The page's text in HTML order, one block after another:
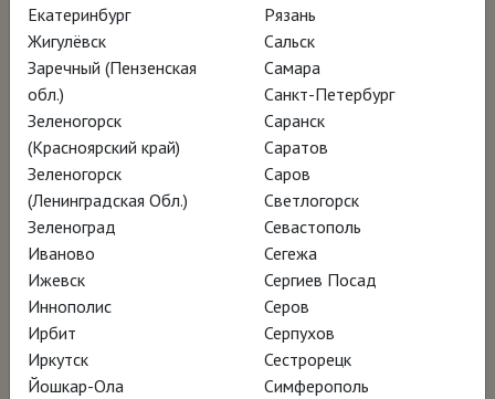
вхож в студию Энди Уорхола и близок к
миру высшего общества и моды.
Создатели фильма следуют за Джейми на
ферму в Делавэре, где он жил с женой и
музой Филлис Миллс Уайет, в мастерские
его отца и деда в Пенсильвании, на
острова у побережья Мэна, где он часто
писал.
Джейми Уайет создавал не только картины,
вдохновленные природой, но и портреты.
Екатеринбург
Жигулёвск
Заречный (Пензенская
обл.)
Зеленогорск
(Красноярский край)
Зеленогорск
(Ленинградская Обл.)
Зеленоград
Иваново
Ижевск
Иннополис
Ирбит
Иркутск
Йошкар-Ола
Рязань
Сальск
Самара
Санкт-Петербург
Саранск
Саратов
Саров
Светлогорск
Севастополь
Сегежа
Сергиев Посад
Серов
Серпухов
Сестрорецк
Симферополь